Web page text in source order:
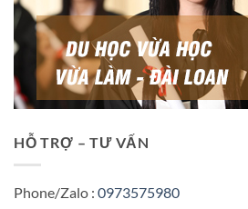
HỖ TRỢ – TƯ VẤN
Phone/Zalo : 0973575980